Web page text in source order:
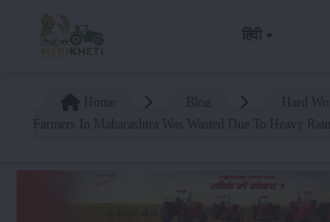
हिंदी